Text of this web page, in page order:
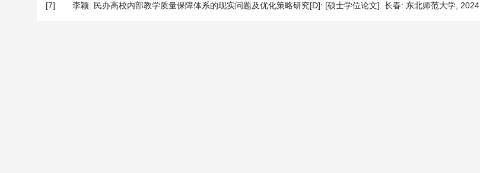
[7]
李颖. 民办高校内部教学质量保障体系的现实问题及优化策略研究[D]: [硕士学位论文]. 长春: 东北师范大学, 2024.